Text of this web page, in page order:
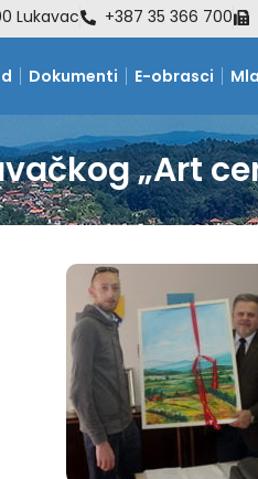
Lukavac +387 35 366 700
Dokumenti E-obrasci
„Art